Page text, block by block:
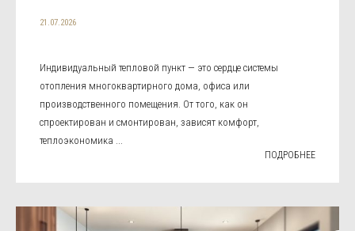
21.07.2026
Индивидуальный тепловой пункт — это сердце системы
отопления многоквартирного дома, офиса или
производственного помещения. От того, как он
спроектирован и смонтирован, зависят комфорт,
теплоэкономика ...
ПОДРОБНЕЕ